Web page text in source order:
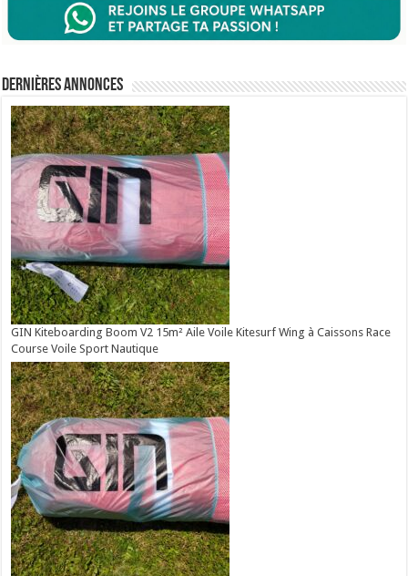
Dernières annonces
GIN Kiteboarding Boom V2 15m² Aile Voile Kitesurf Wing à Caissons Race
Course Voile Sport Nautique